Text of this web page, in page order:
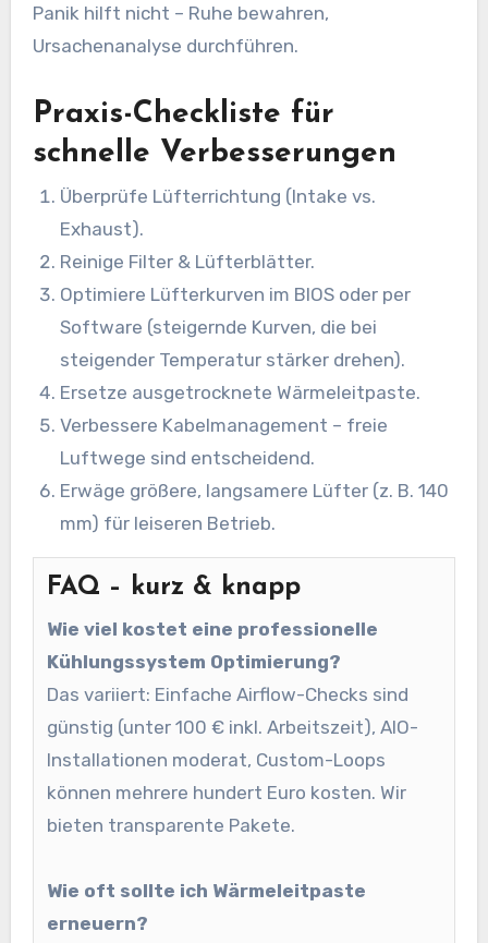
Panik hilft nicht – Ruhe bewahren,
Ursachenanalyse durchführen.
Praxis-Checkliste für
schnelle Verbesserungen
Überprüfe Lüfterrichtung (Intake vs.
Exhaust).
Reinige Filter & Lüfterblätter.
Optimiere Lüfterkurven im BIOS oder per
Software (steigernde Kurven, die bei
steigender Temperatur stärker drehen).
Ersetze ausgetrocknete Wärmeleitpaste.
Verbessere Kabelmanagement – freie
Luftwege sind entscheidend.
Erwäge größere, langsamere Lüfter (z. B. 140
mm) für leiseren Betrieb.
FAQ – kurz & knapp
Wie viel kostet eine professionelle
Kühlungssystem Optimierung?
Das variiert: Einfache Airflow-Checks sind
günstig (unter 100 € inkl. Arbeitszeit), AIO-
Installationen moderat, Custom-Loops
können mehrere hundert Euro kosten. Wir
bieten transparente Pakete.
Wie oft sollte ich Wärmeleitpaste
erneuern?